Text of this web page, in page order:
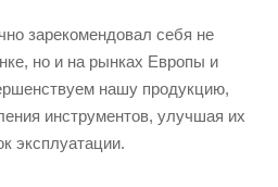
зарекомендовал себя не
но и на рынках Европы и
нашу продукцию,
инструментов, улучшая их
эксплуатации.